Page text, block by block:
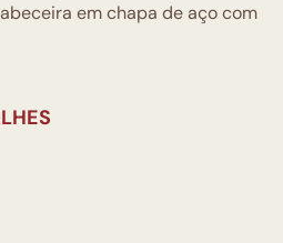
em chapa de aço com